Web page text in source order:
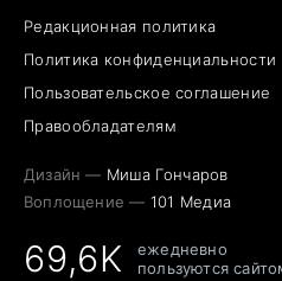
Редакционная политика
Политика конфиденциальности
Пользовательское соглашение
Правообладателям
Дизайн — Миша Гончаров
Воплощение — 101 Медиа
69,6K
ежедневно
пользуются